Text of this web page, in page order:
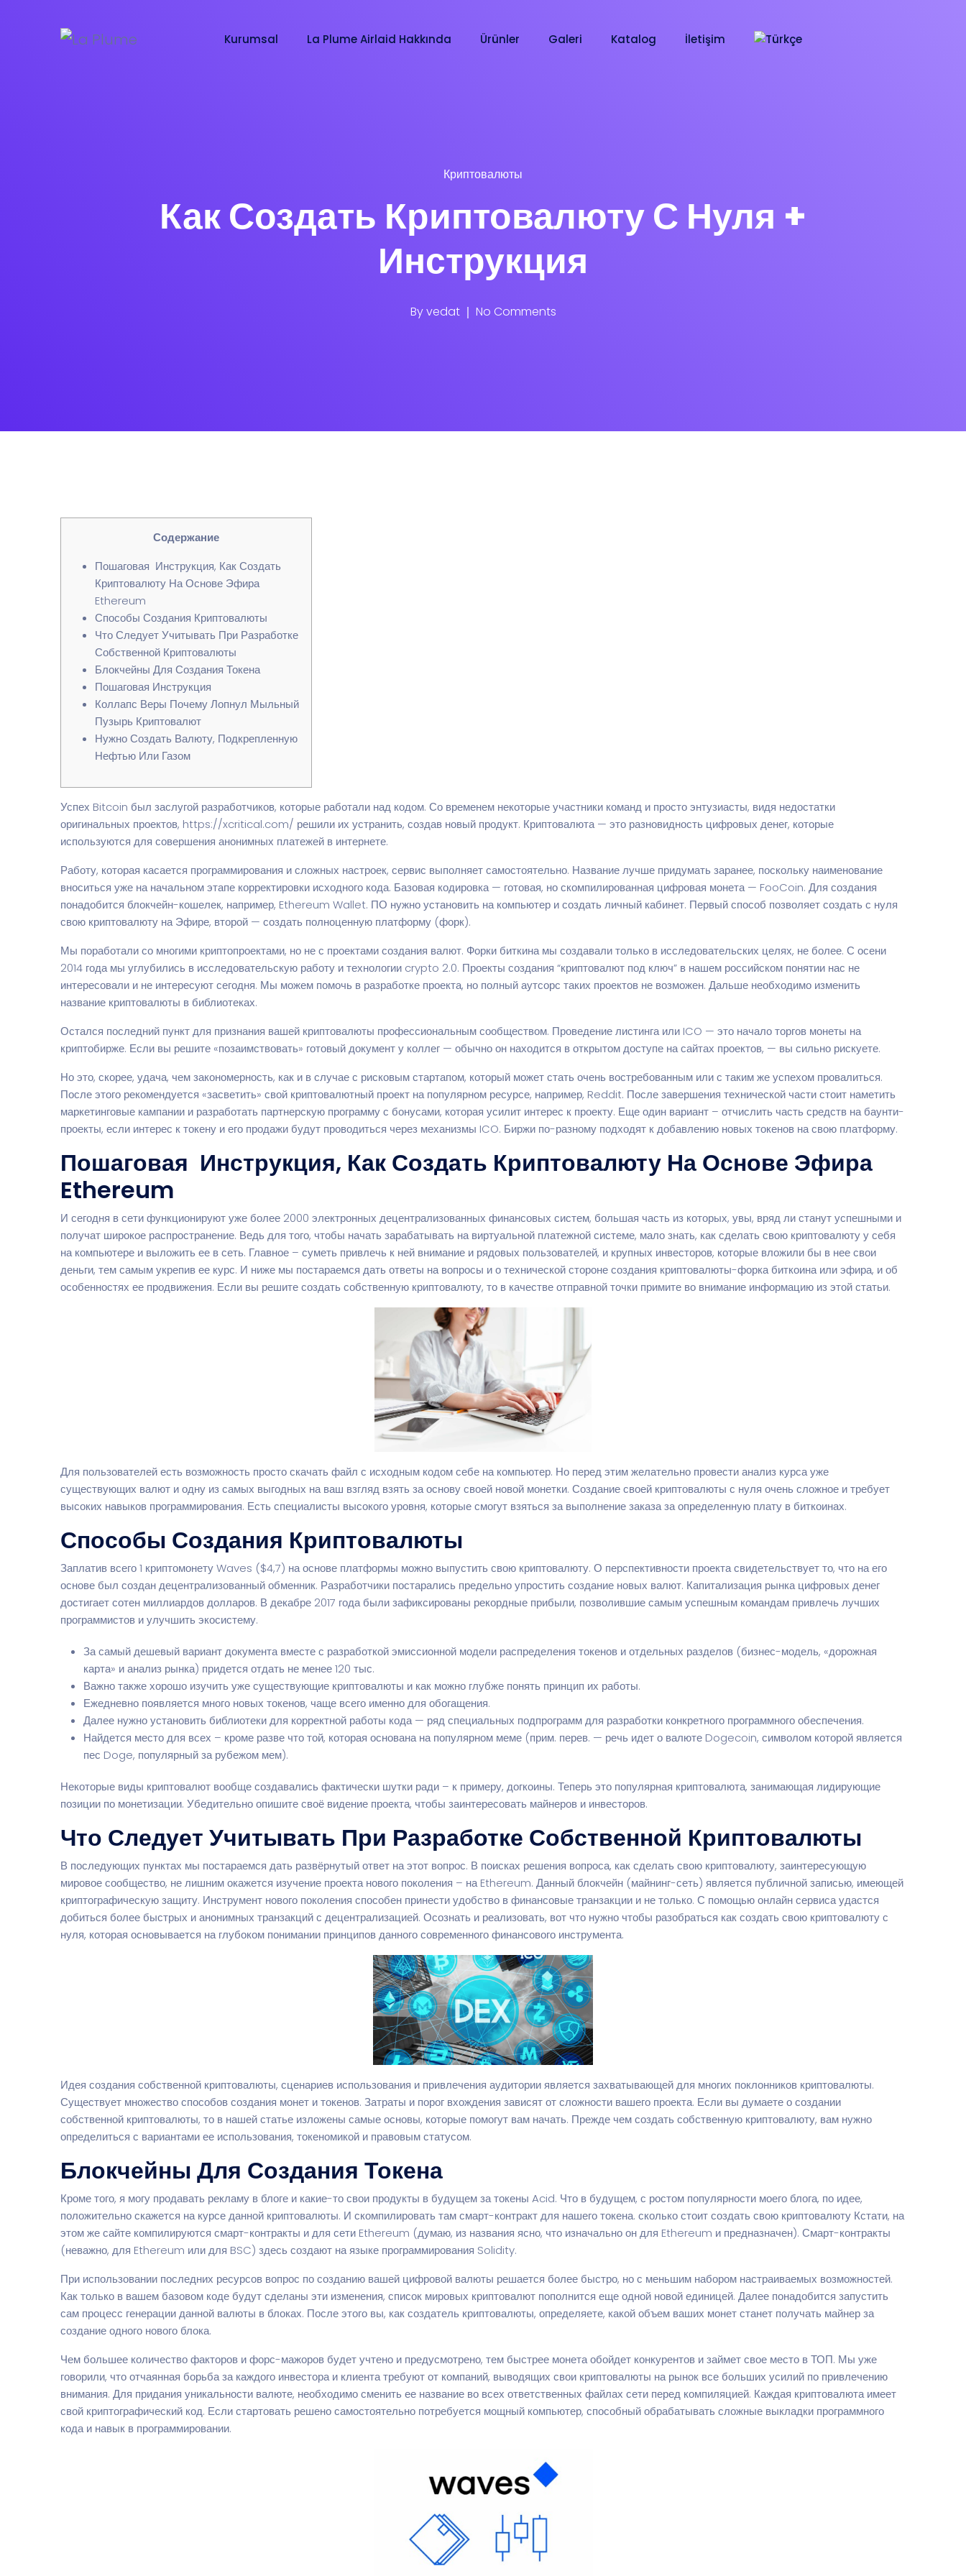
Kurumsal La Plume Airlaid Hakkında Ürünler Galeri Katalog İletişim
Криптовалюты
Как Создать Криптовалюту С Нуля +
Инструкция
Byvedat No Comments
Содержание
Пошаговая Инструкция, Как Создать
Криптовалюту На Основе Эфира
Ethereum
Способы Создания Криптовалюты
Что Следует Учитывать При Разработке
Собственной Криптовалюты
Блокчейны Для Создания Токена
Пошаговая Инструкция
Коллапс Веры Почему Лопнул Мыльный
Пузырь Криптовалют
Нужно Создать Валюту, Подкрепленную
Нефтью Или Газом
Успех Bitcoin был заслугой разработчиков, которые работали над кодом. Со временем некоторые участники команд и просто энтузиасты, видя недостатки
оригинальных проектов, https://xcritical.com/ решили их устранить, создав новый продукт. Криптовалюта — это разновидность цифровых денег, которые
используются для совершения анонимных платежей в интернете.
Работу, которая касается программирования и сложных настроек, сервис выполняет самостоятельно. Название лучше придумать заранее, поскольку наименование
вноситься уже на начальном этапе корректировки исходного кода. Базовая кодировка — готовая, но скомпилированная цифровая монета — FooCoin. Для создания
понадобится блокчейн-кошелек, например, Ethereum Wallet. ПО нужно установить на компьютер и создать личный кабинет. Первый способ позволяет создать с нуля
свою криптовалюту на Эфире, второй — создать полноценную платформу (форк).
Мы поработали со многими криптопроектами, но не с проектами создания валют. Форки биткина мы создавали только в исследовательских целях, не более. С осени
2014 года мы углубились в исследовательскую работу и технологии crypto 2.0. Проекты создания “криптовалют под ключ” в нашем российском понятии нас не
интересовали и не интересуют сегодня. Мы можем помочь в разработке проекта, но полный аутсорс таких проектов не возможен. Дальше необходимо изменить
название криптовалюты в библиотеках.
Остался последний пункт для признания вашей криптовалюты профессиональным сообществом. Проведение листинга или ICO — это начало торгов монеты на
криптобирже. Если вы решите «позаимствовать» готовый документ у коллег — обычно он находится в открытом доступе на сайтах проектов, — вы сильно рискуете.
Но это, скорее, удача, чем закономерность, как и в случае с рисковым стартапом, который может стать очень востребованным или с таким же успехом провалиться.
После этого рекомендуется «засветить» свой криптовалютный проект на популярном ресурсе, например, Reddit. После завершения технической части стоит наметить
маркетинговые кампании и разработать партнерскую программу с бонусами, которая усилит интерес к проекту. Еще один вариант – отчислить часть средств на баунти-
проекты, если интерес к токену и его продажи будут проводиться через механизмы ICO. Биржи по-разному подходят к добавлению новых токенов на свою платформу.
Пошаговая Инструкция, Как Создать Криптовалюту На Основе Эфира
Ethereum
И сегодня в сети функционируют уже более 2000 электронных децентрализованных финансовых систем, большая часть из которых, увы, вряд ли станут успешными и
получат широкое распространение. Ведь для того, чтобы начать зарабатывать на виртуальной платежной системе, мало знать, как сделать свою криптовалюту у себя
на компьютере и выложить ее в сеть. Главное – суметь привлечь к ней внимание и рядовых пользователей, и крупных инвесторов, которые вложили бы в нее свои
деньги, тем самым укрепив ее курс. И ниже мы постараемся дать ответы на вопросы и о технической стороне создания криптовалюты-форка биткоина или эфира, и об
особенностях ее продвижения. Если вы решите создать собственную криптовалюту, то в качестве отправной точки примите во внимание информацию из этой статьи.
Для пользователей есть возможность просто скачать файл с исходным кодом себе на компьютер. Но перед этим желательно провести анализ курса уже
существующих валют и одну из самых выгодных на ваш взгляд взять за основу своей новой монетки. Создание своей криптовалюты с нуля очень сложное и требует
высоких навыков программирования. Есть специалисты высокого уровня, которые смогут взяться за выполнение заказа за определенную плату в биткоинах.
Способы Создания Криптовалюты
Заплатив всего 1 криптомонету Waves ($4,7) на основе платформы можно выпустить свою криптовалюту. О перспективности проекта свидетельствует то, что на его
основе был создан децентрализованный обменник. Разработчики постарались предельно упростить создание новых валют. Капитализация рынка цифровых денег
достигает сотен миллиардов долларов. В декабре 2017 года были зафиксированы рекордные прибыли, позволившие самым успешным командам привлечь лучших
программистов и улучшить экосистему.
За самый дешевый вариант документа вместе с разработкой эмиссионной модели распределения токенов и отдельных разделов (бизнес-модель, «дорожная
карта» и анализ рынка) придется отдать не менее 120 тыс.
Важно также хорошо изучить уже существующие криптовалюты и как можно глубже понять принцип их работы.
Ежедневно появляется много новых токенов, чаще всего именно для обогащения.
Далее нужно установить библиотеки для корректной работы кода — ряд специальных подпрограмм для разработки конкретного программного обеспечения.
Найдется место для всех – кроме разве что той, которая основана на популярном меме (прим. перев. — речь идет о валюте Dogecoin, символом которой является
пес Doge, популярный за рубежом мем).
Некоторые виды криптовалют вообще создавались фактически шутки ради – к примеру, догкоины. Теперь это популярная криптовалюта, занимающая лидирующие
позиции по монетизации. Убедительно опишите своё видение проекта, чтобы заинтересовать майнеров и инвесторов.
Что Следует Учитывать При Разработке Собственной Криптовалюты
В последующих пунктах мы постараемся дать развёрнутый ответ на этот вопрос. В поисках решения вопроса, как сделать свою криптовалюту, заинтересующую
мировое сообщество, не лишним окажется изучение проекта нового поколения – на Ethereum. Данный блокчейн (майнинг-сеть) является публичной записью, имеющей
криптографическую защиту. Инструмент нового поколения способен принести удобство в финансовые транзакции и не только. С помощью онлайн сервиса удастся
добиться более быстрых и анонимных транзакций с децентрализацией. Осознать и реализовать, вот что нужно чтобы разобраться как создать свою криптовалюту с
нуля, которая основывается на глубоком понимании принципов данного современного финансового инструмента.
Идея создания собственной криптовалюты, сценариев использования и привлечения аудитории является захватывающей для многих поклонников криптовалюты.
Существует множество способов создания монет и токенов. Затраты и порог вхождения зависят от сложности вашего проекта. Если вы думаете о создании
собственной криптовалюты, то в нашей статье изложены самые основы, которые помогут вам начать. Прежде чем создать собственную криптовалюту, вам нужно
определиться с вариантами ее использования, токеномикой и правовым статусом.
Блокчейны Для Создания Токена
Кроме того, я могу продавать рекламу в блоге и какие-то свои продукты в будущем за токены Acid. Что в будущем, с ростом популярности моего блога, по идее,
положительно скажется на курсе данной криптовалюты. И скомпилировать там смарт-контракт для нашего токена. сколько стоит создать свою криптовалюту Кстати, на
этом же сайте компилируются смарт-контракты и для сети Ethereum (думаю, из названия ясно, что изначально он для Ethereum и предназначен). Смарт-контракты
(неважно, для Ethereum или для BSC) здесь создают на языке программирования Solidity.
При использовании последних ресурсов вопрос по созданию вашей цифровой валюты решается более быстро, но с меньшим набором настраиваемых возможностей.
Как только в вашем базовом коде будут сделаны эти изменения, список мировых криптовалют пополнится еще одной новой единицей. Далее понадобится запустить
сам процесс генерации данной валюты в блоках. После этого вы, как создатель криптовалюты, определяете, какой объем ваших монет станет получать майнер за
создание одного нового блока.
Чем большее количество факторов и форс-мажоров будет учтено и предусмотрено, тем быстрее монета обойдет конкурентов и займет свое место в ТОП. Мы уже
говорили, что отчаянная борьба за каждого инвестора и клиента требуют от компаний, выводящих свои криптовалюты на рынок все больших усилий по привлечению
внимания. Для придания уникальности валюте, необходимо сменить ее название во всех ответственных файлах сети перед компиляцией. Каждая криптовалюта имеет
свой криптографический код. Если стартовать решено самостоятельно потребуется мощный компьютер, способный обрабатывать сложные выкладки программного
кода и навык в программировании.